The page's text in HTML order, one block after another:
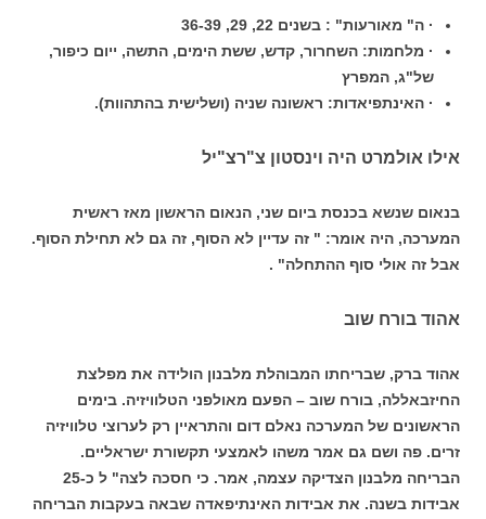
· ה" מאורעות" : בשנים 22, 29, 36-39
· מלחמות: השחרור, קדש, ששת הימים, התשה, ייום כיפור,
של"ג, המפרץ
· האינתפיאדות: ראשונה שניה (ושלישית בהתהוות).
אילו אולמרט היה וינסטון צ"רצ"יל
בנאום שנשא בכנסת ביום שני, הנאום הראשון מאז ראשית
המערכה, היה אומר: " זה עדיין לא הסוף, זה גם לא תחילת הסוף.
אבל זה אולי סוף ההתחלה" .
אהוד בורח שוב
אהוד ברק, שבריחתו המבוהלת מלבנון הולידה את מפלצת
החיזבאללה, בורח שוב – הפעם מאולפני הטלוויזיה. בימים
הראשונים של המערכה נאלם דום והתראיין רק לערוצי טלוויזיה
זרים. פה ושם גם אמר משהו לאמצעי תקשורת ישראליים.
הבריחה מלבנון הצדיקה עצמה, אמר. כי חסכה לצה" ל כ-25
אבידות בשנה. את אבידות האינתיפאדה שבאה בעקבות הבריחה